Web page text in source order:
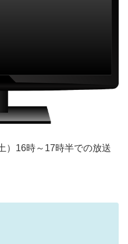
）16時～17時半での放送